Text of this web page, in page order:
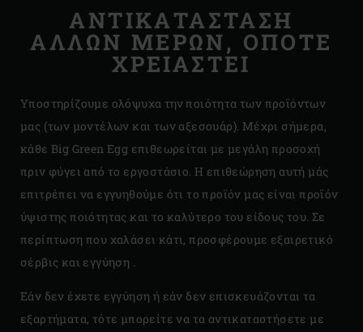
ΑΝΤΙΚΑΤΑΣΤΑΣΗ
ΑΛΛΩΝ ΜΕΡΩΝ, ΟΠΟΤΕ
ΧΡΕΙΑΣΤΕΙ
Υποστηρίζουμε ολόψυχα την ποιότητα των προϊόντων
μας (των μοντέλων και των αξεσουάρ). Μέχρι σήμερα,
κάθε Big Green Egg επιθεωρείται με μεγάλη προσοχή
πριν φύγει από το εργοστάσιο. Η επιθεώρηση αυτή μάς
επιτρέπει να εγγυηθούμε ότι το προϊόν μας είναι προϊόν
ύψιστης ποιότητας και το καλύτερο του είδους του. Σε
περίπτωση που χαλάσει κάτι, προσφέρουμε εξαιρετικό
σέρβις και εγγύηση .
Εάν δεν έχετε εγγύηση ή εάν δεν επισκευάζονται τα
εξαρτήματα, τότε μπορείτε να τα αντικαταστήσετε με